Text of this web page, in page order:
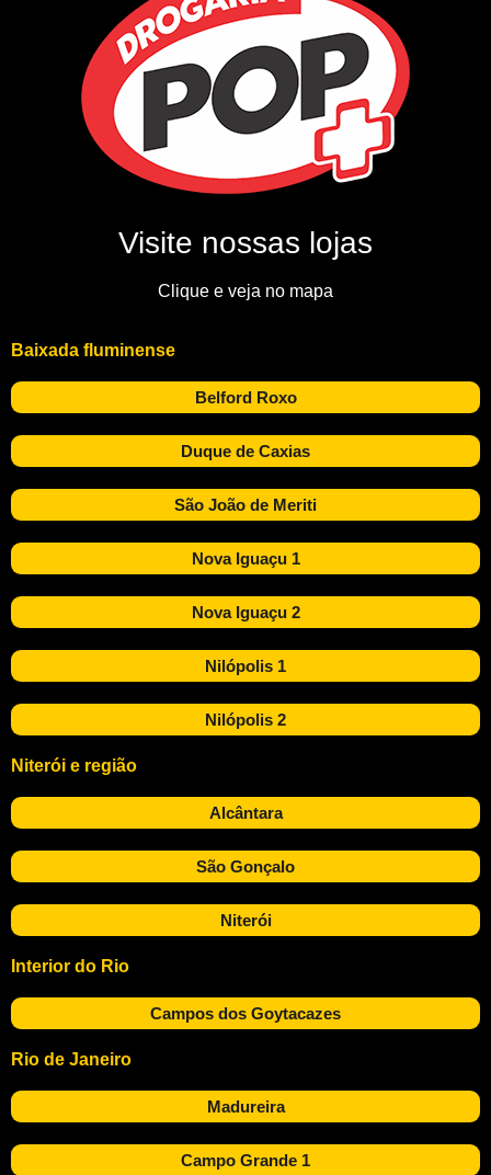
Visite nossas lojas
Clique e veja no mapa
Baixada fluminense
Belford Roxo
Duque de Caxias
São João de Meriti
Nova Iguaçu 1
Nova Iguaçu 2
Nilópolis 1
Nilópolis 2
Niterói e região
Alcântara
São Gonçalo
Niterói
Interior do Rio
Campos dos Goytacazes
Rio de Janeiro
Madureira
Campo Grande 1